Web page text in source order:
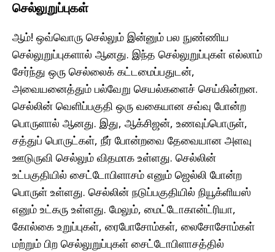
செல்லுறுப்புகள்
ஆம்! ஒவ்வொரு செல்லும் இன்னும் பல நுண்ணிய
செல்லுறுப்புகளால் ஆனது. இந்த செல்லுறுப்புகள் எல்லாம்
சேர்ந்து ஒரு செல்லைக் கட்டமைப்பதுடன்,
அவையனைத்தும் பல்வேறு செயல்களைச் செய்கின்றன.
செல்லின் வெளிப்பகுதி ஒரு வகையான சவ்வு போன்ற
பொருளால் ஆனது. இது, ஆக்சிஜன், உணவுப்பொருள்,
சத்துப் பொருட்கள், நீர் போன்றவை தேவையான அளவு
ஊடுருவி செல்லும் விதமாக உள்ளது. செல்லின்
உட்பகுதியில் சைட்டோபிளாசம் எனும் ஜெல்லி போன்ற
பொருள் உள்ளது. செல்லின் நடுப்பகுதியில் நியூக்ளியஸ்
எனும் உட்கரு உள்ளது. மேலும், மைட்டோகான்ட்ரியா,
கோல்கை உறுப்புகள், ரைபோசோம்கள், லைசோசோம்கள்
மற்றும் பிற செல்லுறுப்புகள் சைட்டோபிளாசத்தில்